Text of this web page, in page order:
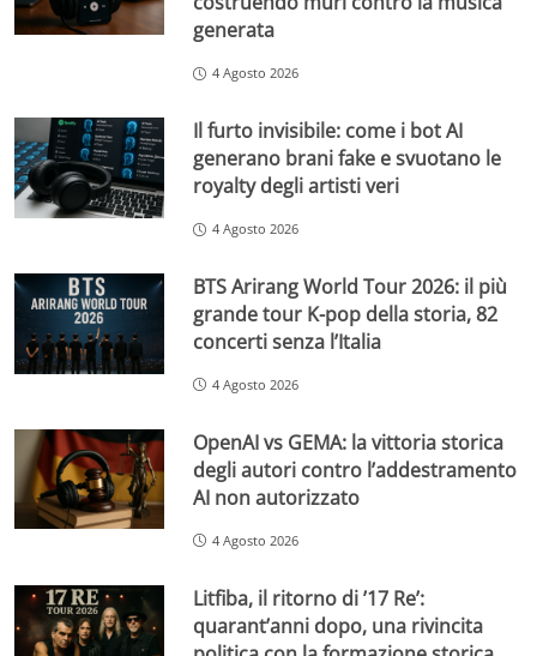
generata
4 Agosto 2026
Il furto invisibile: come i bot AI
generano brani fake e svuotano le
royalty degli artisti veri
4 Agosto 2026
BTS Arirang World Tour 2026: il più
grande tour K-pop della storia, 82
concerti senza l’Italia
4 Agosto 2026
OpenAI vs GEMA: la vittoria storica
degli autori contro l’addestramento
AI non autorizzato
4 Agosto 2026
Litfiba, il ritorno di ’17 Re’:
quarant’anni dopo, una rivincita